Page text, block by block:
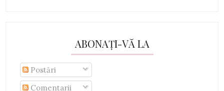
ABONAȚI-VĂ LA
Postări
Comentarii